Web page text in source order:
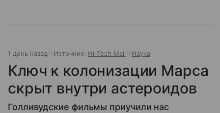
1 день назад Источник: Hi-Tech Mail Наука
Ключ к колонизации Марса
скрыт внутри астероидов
Голливудские фильмы приучили нас